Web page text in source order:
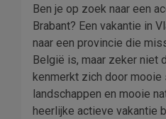
Ben je op zoek naar een
Brabant? Een vakantie in
naar een provincie die
België is, maar zeker niet
kenmerkt zich door mooie
landschappen en mooie
heerlijke actieve vakantie